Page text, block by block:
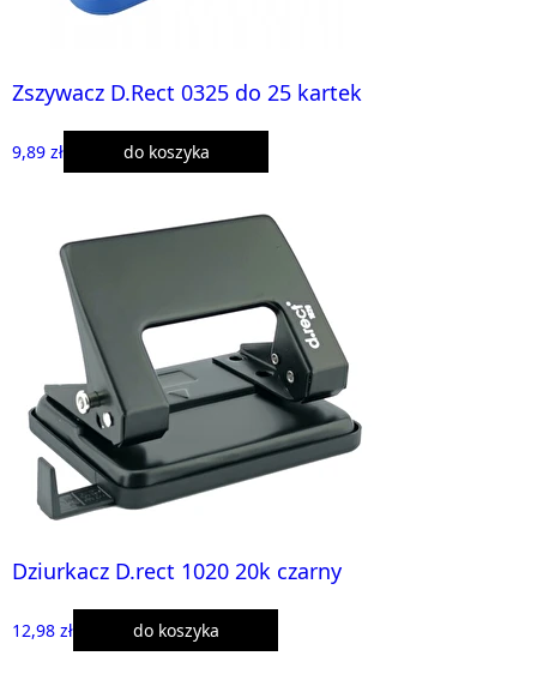
Zszywacz D.Rect 0325 do 25 kartek
9,89 zł do koszyka
Dziurkacz D.rect 1020 20k czarny
12,98 zł do koszyka